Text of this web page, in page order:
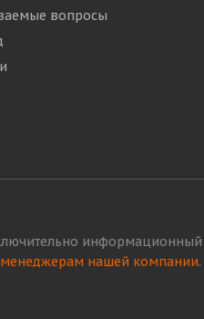
вопросы
менеджерам нашей компании